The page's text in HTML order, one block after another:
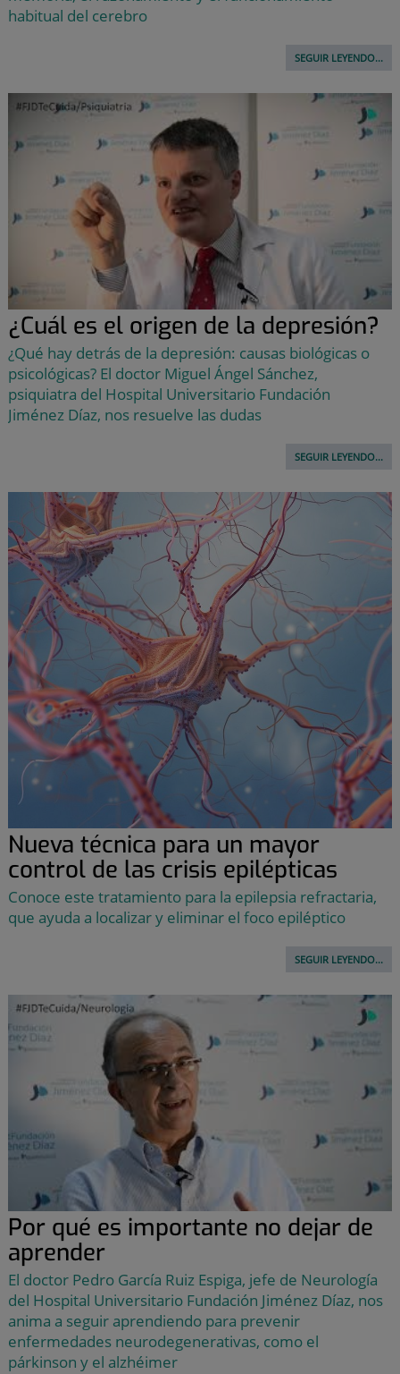
habitual del cerebro
SEGUIR LEYENDO...
¿Cuál es el origen de la depresión?
¿Qué hay detrás de la depresión: causas biológicas o
psicológicas? El doctor Miguel Ángel Sánchez,
psiquiatra del Hospital Universitario Fundación
Jiménez Díaz, nos resuelve las dudas
SEGUIR LEYENDO...
Nueva técnica para un mayor
control de las crisis epilépticas
Conoce este tratamiento para la epilepsia refractaria,
que ayuda a localizar y eliminar el foco epiléptico
SEGUIR LEYENDO...
Por qué es importante no dejar de
aprender
El doctor Pedro García Ruiz Espiga, jefe de Neurología
del Hospital Universitario Fundación Jiménez Díaz, nos
anima a seguir aprendiendo para prevenir
enfermedades neurodegenerativas, como el
párkinson y el alzhéimer